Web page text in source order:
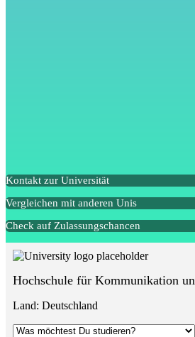
Kontakt zur Universität
Vergleichen mit anderen Unis
Check auf Zulassungschancen
Hochschule für Kommunikation
Land: Deutschland